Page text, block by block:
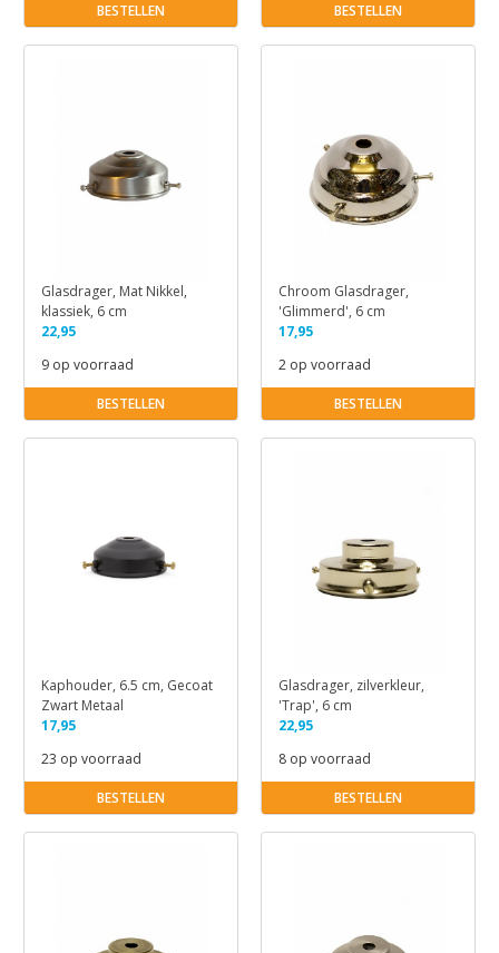
BESTELLEN BESTELLEN
Glasdrager, Mat Nikkel,
klassiek, 6 cm
22,95
9 op voorraad
BESTELLEN
Chroom Glasdrager,
'Glimmerd', 6 cm
17,95
2 op voorraad
BESTELLEN
Kaphouder, 6.5 cm, Gecoat
Zwart Metaal
17,95
23 op voorraad
BESTELLEN
Glasdrager, zilverkleur,
'Trap', 6 cm
22,95
8 op voorraad
BESTELLEN